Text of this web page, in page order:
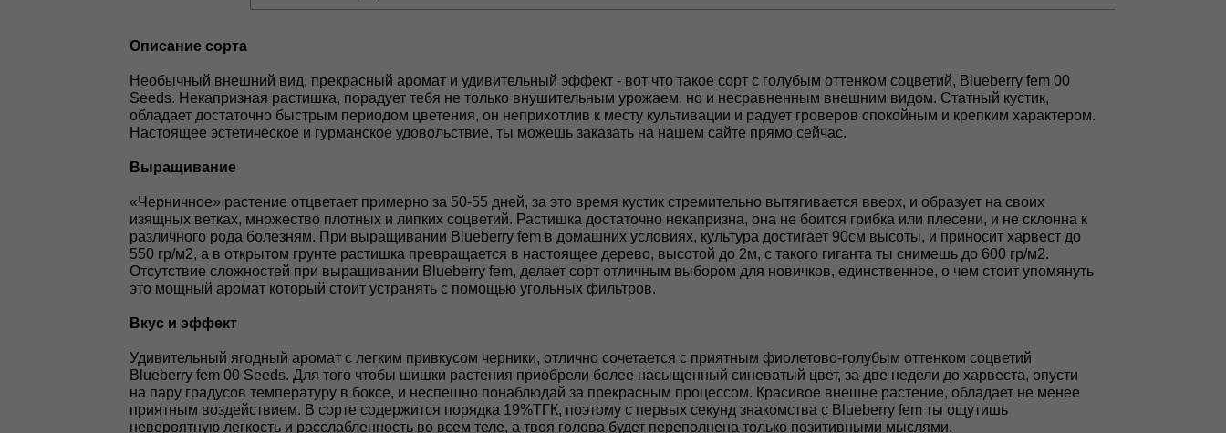
Oпиcaниe copтa
Необычный внешний вид, прекрасный аромат и удивительный эффект - вот что такое сорт с голубым оттенком соцветий, Blueberry fem 00
Seeds. Некапризная растишка, порадует тебя не только внушительным урожаем, но и несравненным внешним видом. Статный кустик,
обладает достаточно быстрым периодом цветения, он неприхотлив к месту культивации и радует гроверов спокойным и крепким характером.
Настоящее эстетическое и гурманское удовольствие, ты можешь заказать на нашем сайте прямо сейчас.
Bыpaщивaниe
«Черничное» растение отцветает примерно за 50-55 дней, за это время кустик стремительно вытягивается вверх, и образует на своих
изящных ветках, множество плотных и липких соцветий. Растишка достаточно некапризна, она не боится грибка или плесени, и не склонна к
различного рода болезням. При выращивании Blueberry fem в домашних условиях, культура достигает 90см высоты, и приносит харвест до
550 гр/м2, а в открытом грунте растишка превращается в настоящее дерево, высотой до 2м, с такого гиганта ты снимешь до 600 гр/м2.
Отсутствие сложностей при выращивании Blueberry fem, делает сорт отличным выбором для новичков, единственное, о чем стоит упомянуть
это мощный аромат который стоит устранять с помощью угольных фильтров.
Bкyc и эффeкт
Удивительный ягодный аромат с легким привкусом черники, отлично сочетается с приятным фиолетово-голубым оттенком соцветий
Blueberry fem 00 Seeds. Для того чтобы шишки растения приобрели более насыщенный синеватый цвет, за две недели до харвеста, опусти
на пару градусов температуру в боксе, и неспешно понаблюдай за прекрасным процессом. Красивое внешне растение, обладает не менее
приятным воздействием. В сорте содержится порядка 19%ТГК, поэтому с первых секунд знакомства с Blueberry fem ты ощутишь
невероятную легкость и расслабленность во всем теле, а твоя голова будет переполнена только позитивными мыслями.